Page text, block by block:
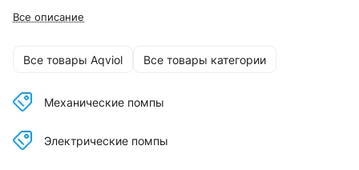
Все описание
Все товары Aqviol Все товары категории
Механические помпы
Электрические помпы